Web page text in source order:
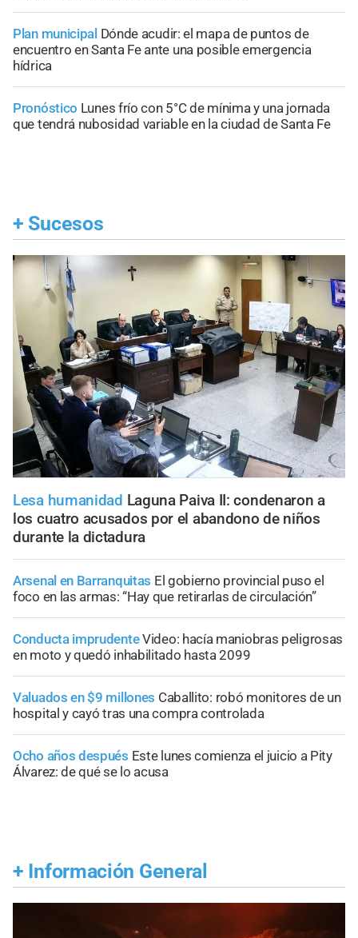
Plan municipal Dónde acudir: el mapa de puntos de
encuentro en Santa Fe ante una posible emergencia
hídrica
Pronóstico Lunes frío con 5°C de mínima y una jornada
que tendrá nubosidad variable en la ciudad de Santa Fe
+ Sucesos
Lesa humanidad Laguna Paiva II: condenaron a
los cuatro acusados por el abandono de niños
durante la dictadura
Arsenal en Barranquitas El gobierno provincial puso el
foco en las armas: “Hay que retirarlas de circulación”
Conducta imprudenteVideo: hacía maniobras peligrosas
en moto y quedó inhabilitado hasta 2099
Valuados en $9 millones Caballito: robó monitores de un
hospital y cayó tras una compra controlada
Ocho años después Este lunes comienza el juicio a Pity
Álvarez: de qué se lo acusa
+ Información General